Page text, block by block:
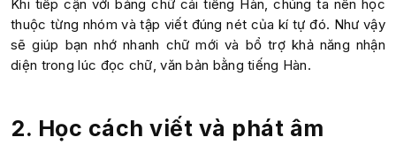
Khi tiếp cận với bảng chữ cái tiếng Hàn, chúng ta nên học
thuộc từng nhóm và tập viết đúng nét của kí tự đó. Như vậy
sẽ giúp bạn nhớ nhanh chữ mới và bổ trợ khả năng nhận
diện trong lúc đọc chữ, văn bản bằng tiếng Hàn.
2. Học cách viết và phát âm